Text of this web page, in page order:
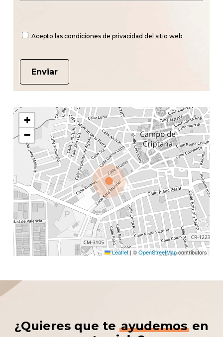
Acepto las condiciones de privacidad del sitio web
+
−
Leaflet | ©OpenStreetMapcontributors
¿Quieres que te ayudemosen